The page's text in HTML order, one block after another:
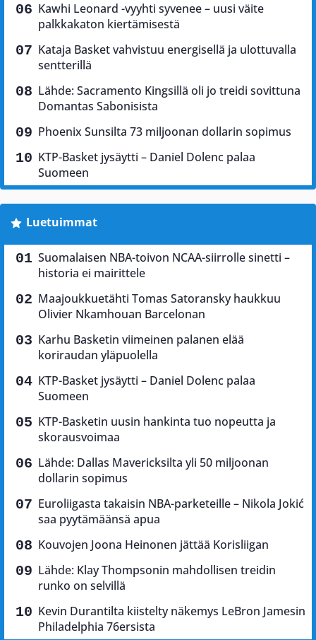
Kawhi Leonard -vyyhti syvenee – uusi väite
palkkakaton kiertämisestä
Kataja Basket vahvistuu energisellä ja ulottuvalla
sentterillä
Lähde: Sacramento Kingsillä oli jo treidi sovittuna
Domantas Sabonisista
Phoenix Sunsilta 73 miljoonan dollarin sopimus
KTP-Basket jysäytti – Daniel Dolenc palaa
Suomeen
Luetuimmat
Suomalaisen NBA-toivon NCAA-siirrolle sinetti –
historia ei mairittele
Maajoukkuetähti Tomas Satoransky haukkuu
Olivier Nkamhouan Barcelonan
Karhu Basketin viimeinen palanen elää
koriraudan yläpuolella
KTP-Basket jysäytti – Daniel Dolenc palaa
Suomeen
KTP-Basketin uusin hankinta tuo nopeutta ja
skorausvoimaa
Lähde: Dallas Mavericksilta yli 50 miljoonan
dollarin sopimus
Euroliigasta takaisin NBA-parketeille – Nikola Jokić
saa pyytämäänsä apua
Kouvojen Joona Heinonen jättää Korisliigan
Lähde: Klay Thompsonin mahdollisen treidin
runko on selvillä
Kevin Durantilta kiistelty näkemys LeBron Jamesin
Philadelphia 76ersista